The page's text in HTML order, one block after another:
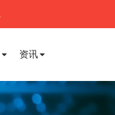
资讯